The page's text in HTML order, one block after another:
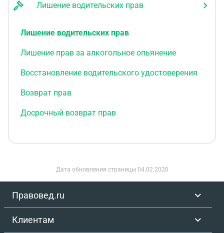
Лишение водительских прав
Лишение водительских прав
Лишение прав за алкогольное опьянение
Восстановление водительского удостоверения
Возврат прав
Досрочный возврат прав
Дата обновления страницы 04.02.2020
Правовед.ru
Клиентам